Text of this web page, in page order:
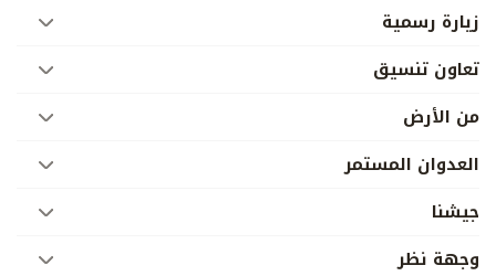
زيارة رسمية
تعاون تنسيق
من الأرض
العدوان المستمر
جيشنا
وجهة نظر